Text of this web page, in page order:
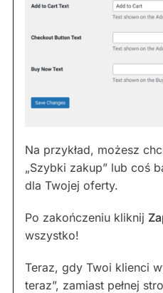
Na przykład, możesz
„Szybki zakup” lub coś
dla Twojej oferty.
Po zakończeniu kliknij
wszystko!
Teraz, gdy Twoi klienci
teraz”, zamiast pełnej